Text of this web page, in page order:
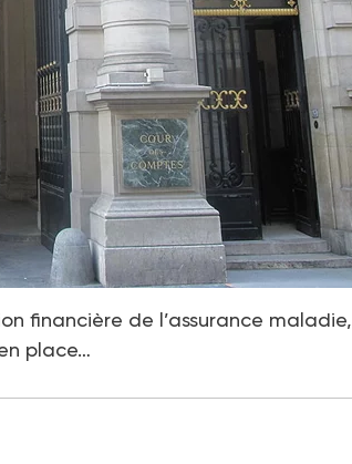
financière de l’assurance maladie,
place…